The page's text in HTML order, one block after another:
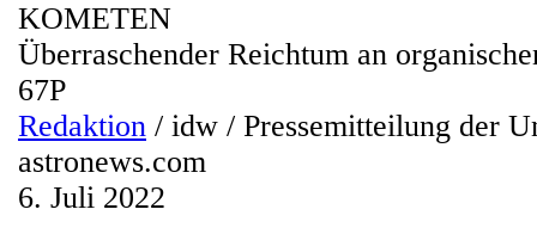
KOMETEN
Überraschender Reichtum an
67P
Redaktion / idw / Pressemitteilung der
astronews.com
6. Juli 2022